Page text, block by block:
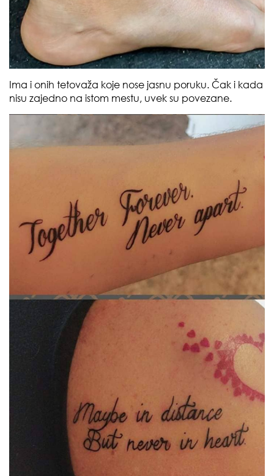
Ima i onih tetovaža koje nose jasnu poruku. Čak i kada
nisu zajedno na istom mestu, uvek su povezane.